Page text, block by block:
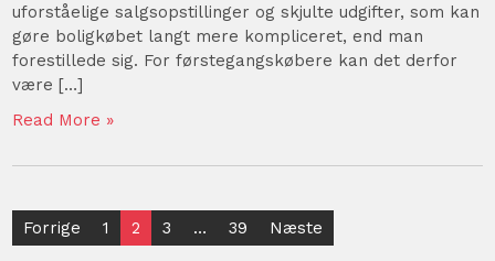
uforståelige salgsopstillinger og skjulte udgifter, som kan
gøre boligkøbet langt mere kompliceret, end man
forestillede sig. For førstegangskøbere kan det derfor
være […]
Read More »
Indlægsinddeling
Forrige 1 2 3 … 39 Næste